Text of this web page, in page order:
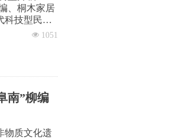
、桐木家居
科技型民营
业设计中
工业设计产
家居（安
넶 1051
南”柳编
物质文化遗